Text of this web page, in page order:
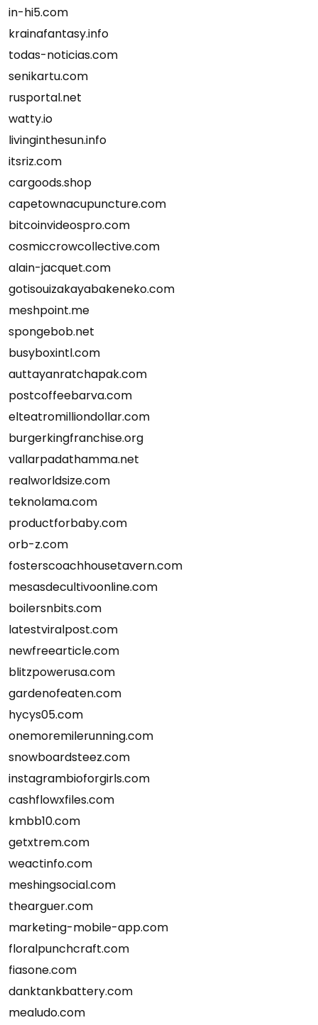
in-hi5.com
krainafantasy.info
todas-noticias.com
senikartu.com
rusportal.net
watty.io
livinginthesun.info
itsriz.com
cargoods.shop
capetownacupuncture.com
bitcoinvideospro.com
cosmiccrowcollective.com
alain-jacquet.com
gotisouizakayabakeneko.com
meshpoint.me
spongebob.net
busyboxintl.com
auttayanratchapak.com
postcoffeebarva.com
elteatromilliondollar.com
burgerkingfranchise.org
vallarpadathamma.net
realworldsize.com
teknolama.com
productforbaby.com
orb-z.com
fosterscoachhousetavern.com
mesasdecultivoonline.com
boilersnbits.com
latestviralpost.com
newfreearticle.com
blitzpowerusa.com
gardenofeaten.com
hycys05.com
onemoremilerunning.com
snowboardsteez.com
instagrambioforgirls.com
cashflowxfiles.com
kmbb10.com
getxtrem.com
weactinfo.com
meshingsocial.com
thearguer.com
marketing-mobile-app.com
floralpunchcraft.com
fiasone.com
danktankbattery.com
mealudo.com